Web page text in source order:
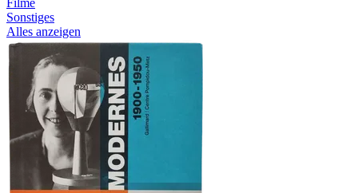
Filme
Sonstiges
Alles anzeigen